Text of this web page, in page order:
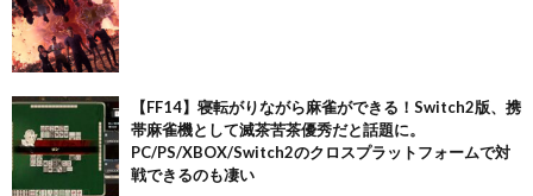
【FF14】寝転がりながら麻雀ができる！Switch2版、携
帯麻雀機として滅茶苦茶優秀だと話題に。
PC/PS/XBOX/Switch2のクロスプラットフォームで対
戦できるのも凄い